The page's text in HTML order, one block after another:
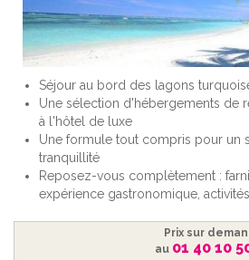
Séjour au bord des lagons
Une sélection d'hébergements de
à l'hôtel de luxe
Une formule tout compris pour un
tranquillité
Reposez-vous complètement :
expérience gastronomique,
Prix sur
au 01 40 10